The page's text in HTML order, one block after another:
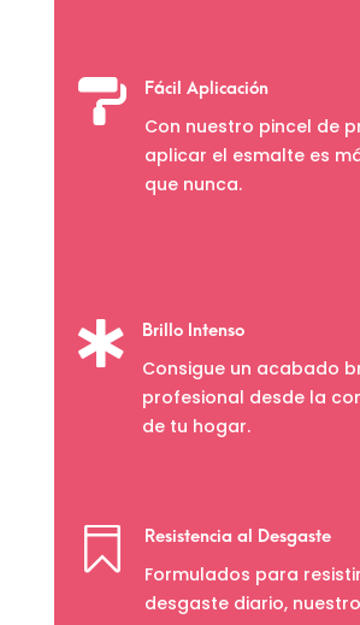
 Fácil Aplicación
Con nuestro pincel de
aplicar el esmalte es
que nunca.
 Brillo Intenso
Consigue un acabado
profesional desde la
de tu hogar.
 Resistencia al Desgaste
Formulados para
desgaste diario,